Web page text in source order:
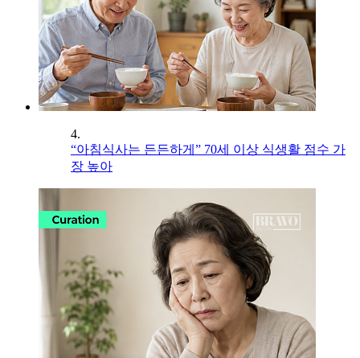
4.
“아침식사는 든든하게” 70세 이상 식생활 점수 가
장 높아